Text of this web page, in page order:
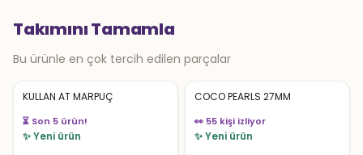
Takımını Tamamla
Bu ürünle en çok tercih edilen parçalar
KULLAN AT MARPUÇ
⏳ Son 5 ürün!
✨ Yeni ürün
COCO PEARLS 27MM
👀 55 kişi izliyor
✨ Yeni ürün